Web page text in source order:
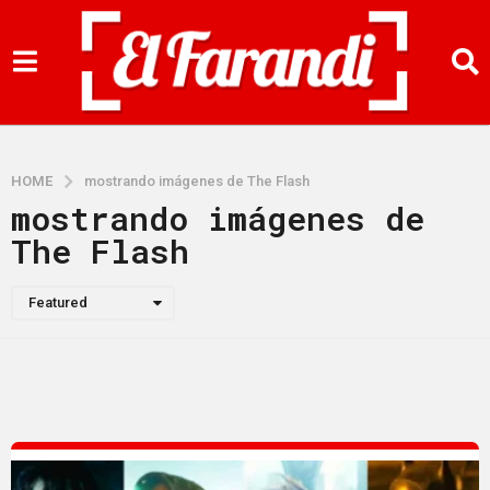
HOME mostrando imágenes de The Flash
mostrando imágenes de
The Flash
Featured